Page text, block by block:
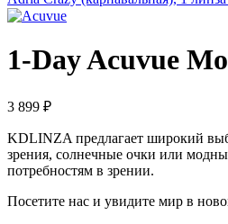
1-Day Acuvue
3 899 ₽
KDLINZA предлагает широкий
зрения, солнечные очки или
потребностям в зрении.
Посетите нас и увидите мир в